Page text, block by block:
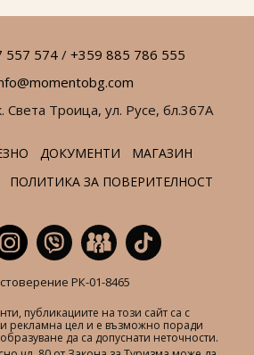
Политика за
ЗАПИТВАНЕ
557 574 / +359 885 786 555
Света Троица, ул. Русе, бл.367А
ДОКУМЕНТИ
МАГАЗИН
ПОЛИТИКА ЗА ПОВЕРИТЕЛНОСТ
РК-01-8465
публикациите на този сайт са с
рекламна цел и е възможно поради
да са допуснати неточности.